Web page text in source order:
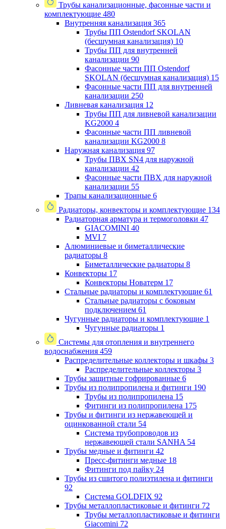
Трубы канализационные, фасонные части и
комплектующие 480
Внутренняя канализация 365
Трубы ПП Ostendorf SKOLAN
(бесшумная канализация) 10
Трубы ПП для внутренней
канализации 90
Фасонные части ПП Ostendorf
SKOLAN (бесшумная канализация) 15
Фасонные части ПП для внутренней
канализации 250
Ливневая канализация 12
Трубы ПП для ливневой канализации
KG2000 4
Фасонные части ПП ливневой
канализации KG2000 8
Наружная канализация 97
Трубы ПВХ SN4 для наружной
канализации 42
Фасонные части ПВХ для наружной
канализации 55
Трапы канализационные 6
Радиаторы, конвекторы и комплектующие 134
Радиаторная арматура и термоголовки 47
GIACOMINI 40
MVI 7
Алюминиевые и биметаллические
радиаторы 8
Биметаллические радиаторы 8
Конвекторы 17
Конвекторы Новатерм 17
Стальные радиаторы и комплектующие 61
Стальные радиаторы с боковым
подключением 61
Чугунные радиаторы и комплектующие 1
Чугунные радиаторы 1
Системы для отопления и внутреннего
водоснабжения 459
Распределительные коллекторы и шкафы 3
Распределительные коллекторы 3
Трубы защитные гофрированные 6
Трубы из полипропилена и фитинги 190
Трубы из полипропилена 15
Фитинги из полипропилена 175
Трубы и фитинги из нержавеющей и
оцинкованной стали 54
Система трубопроводов из
нержавеющей стали SANHA 54
Трубы медные и фитинги 42
Пресс-фитинги медные 18
Фитинги под пайку 24
Трубы из сшитого полиэтилена и фитинги
92
Система GOLDFIX 92
Трубы металлопластиковые и фитинги 72
Трубы металлопластиковые и фитинги
Giacomini 72